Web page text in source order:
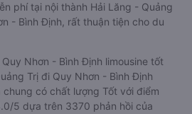
phí tại nội thành Hải Lăng - Quảng
- Bình Định, rất thuận tiện cho du
Nhơn - Bình Định limousine tốt
Trị đi Quy Nhơn - Bình Định
có chất lượng Tốt với điểm
5 dựa trên 3370 phản hồi của